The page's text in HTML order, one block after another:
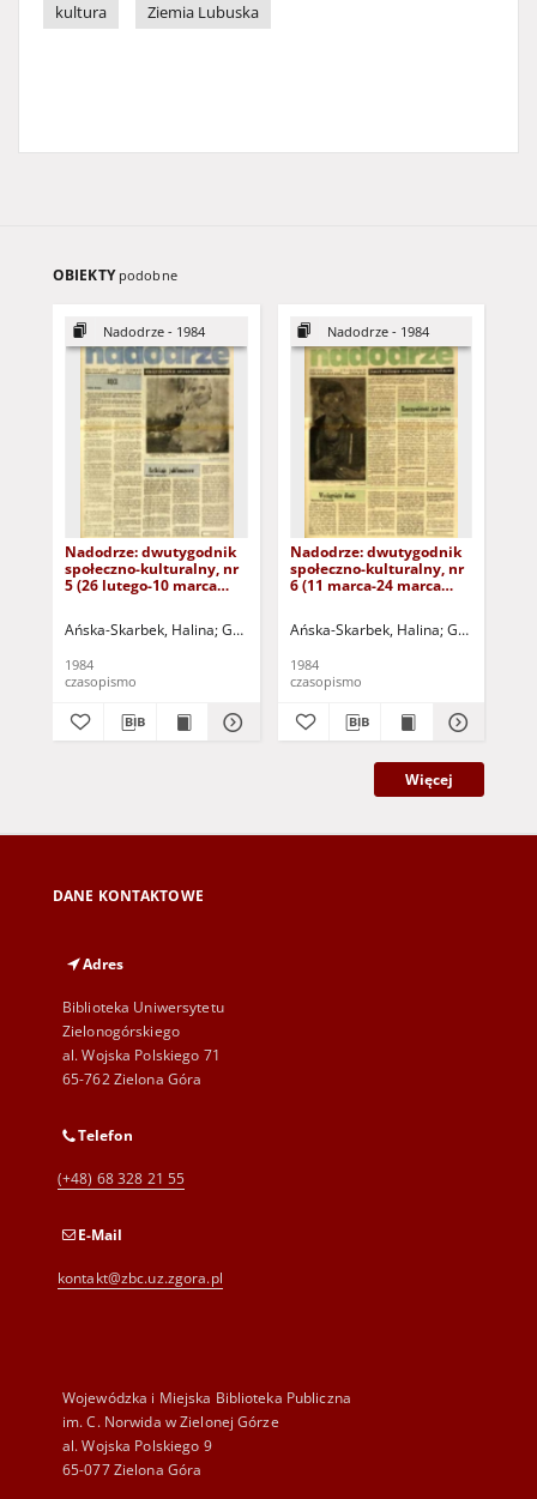
kultura
Ziemia Lubuska
OBIEKTY podobne
Nadodrze - 1984
Nadodrze: dwutygodnik
społeczno-kulturalny, nr
5 (26 lutego-10 marca
Ańska-Skarbek, Halina Grabowska, Lucyna Grochomalski, Piotr
1984
czasopismo
Nadodrze - 1984
Nadodrze: dwutygodnik
społeczno-kulturalny, nr
6 (11 marca-24 marca
Ańska-Skarbek, Halina Grabowska,
1984
czasopismo
Więcej
DANE KONTAKTOWE
Adres
Biblioteka Uniwersytetu
Zielonogórskiego
al. Wojska Polskiego 71
65-762 Zielona Góra
Telefon
(+48) 68 328 21 55
E-Mail
kontakt@zbc.uz.zgora.pl
Wojewódzka i Miejska Biblioteka Publiczna
im. C. Norwida w Zielonej Górze
al. Wojska Polskiego 9
65-077 Zielona Góra